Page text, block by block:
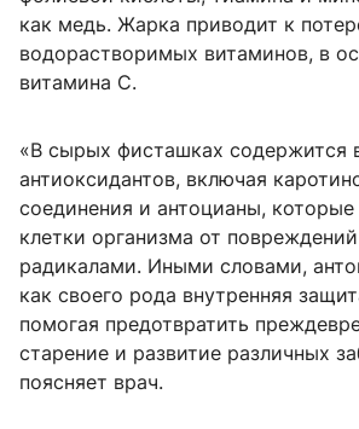
как медь. Жарка приводит к
водорастворимых витаминов, в
витамина C.
«В сырых фисташках содержится
антиоксидантов, включая
соединения и антоцианы,
клетки организма от
радикалами. Иными словами,
как своего рода внутренняя
помогая предотвратить
старение и развитие различных
поясняет врач.